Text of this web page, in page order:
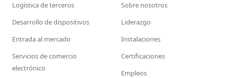
Logística de terceros
Desarrollo de dispositivos
Entrada al mercado
Servicios de comercio
electrónico
Sobre nosotros
Liderazgo
Instalaciones
Certificaciones
Empleos